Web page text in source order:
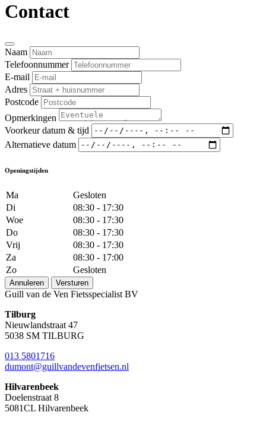
Contact
Naam
Telefoonnummer
E-mail
Adres
Postcode
Opmerkingen
Voorkeur datum & tijd
Alternatieve datum
Openingstijden
Ma
Gesloten
Di
08:30 - 17:30
Woe
08:30 - 17:30
Do
08:30 - 17:30
Vrij
08:30 - 17:30
Za
08:30 - 17:00
Zo
Gesloten
Annuleren Versturen
Guill van de Ven Fietsspecialist BV
Tilburg
Nieuwlandstraat 47
5038 SM TILBURG
013 5801716
dumont@guillvandevenfietsen.nl
Hilvarenbeek
Doelenstraat 8
5081CL Hilvarenbeek